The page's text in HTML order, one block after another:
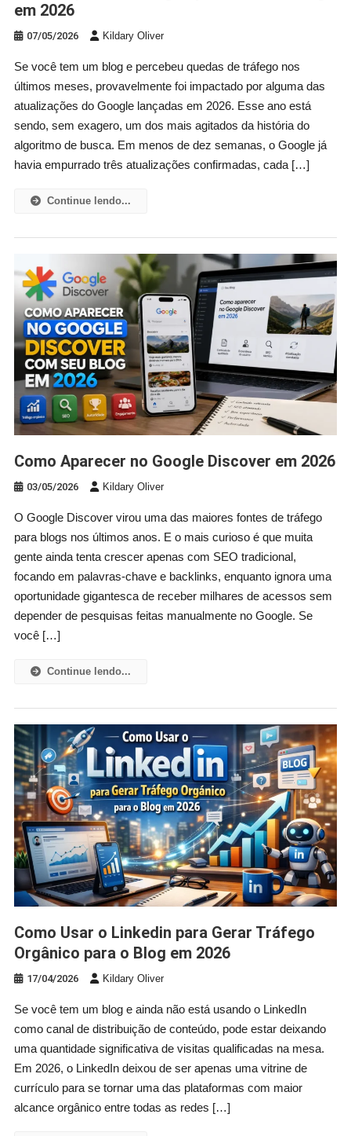
em 2026
07/05/2026 Kildary Oliver
Se você tem um blog e percebeu quedas de tráfego nos
últimos meses, provavelmente foi impactado por alguma das
atualizações do Google lançadas em 2026. Esse ano está
sendo, sem exagero, um dos mais agitados da história do
algoritmo de busca. Em menos de dez semanas, o Google já
havia empurrado três atualizações confirmadas, cada […]
Continue lendo...
Como Aparecer no Google Discover em 2026
03/05/2026 Kildary Oliver
O Google Discover virou uma das maiores fontes de tráfego
para blogs nos últimos anos. E o mais curioso é que muita
gente ainda tenta crescer apenas com SEO tradicional,
focando em palavras-chave e backlinks, enquanto ignora uma
oportunidade gigantesca de receber milhares de acessos sem
depender de pesquisas feitas manualmente no Google. Se
você […]
Continue lendo...
Como Usar o Linkedin para Gerar Tráfego
Orgânico para o Blog em 2026
17/04/2026 Kildary Oliver
Se você tem um blog e ainda não está usando o LinkedIn
como canal de distribuição de conteúdo, pode estar deixando
uma quantidade significativa de visitas qualificadas na mesa.
Em 2026, o LinkedIn deixou de ser apenas uma vitrine de
currículo para se tornar uma das plataformas com maior
alcance orgânico entre todas as redes […]